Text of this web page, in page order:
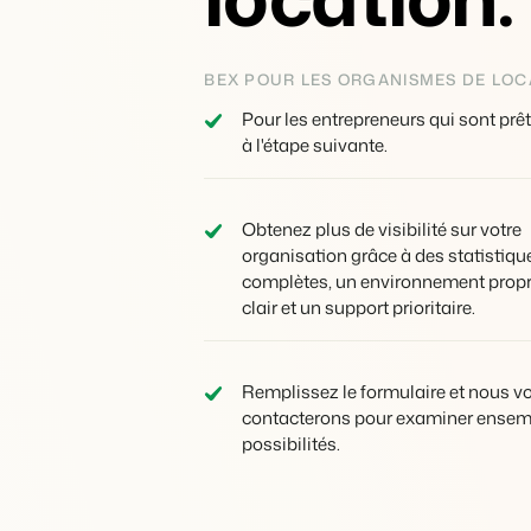
Offrez la transparence que
Prêt à adopter la croissance
?
Services de conciergerie
et gestion locative
vacances et conciergesBEX POUR LES ORGANISMES DE
Pour les entrepreneurs qui sont
à l'étape suivante.
Obtenez plus de visibilité sur votre
organisation grâce à des
complètes, un environnement
clair et un support prioritaire.
Remplissez le formulaire et nous
contacterons pour examiner
possibilités.